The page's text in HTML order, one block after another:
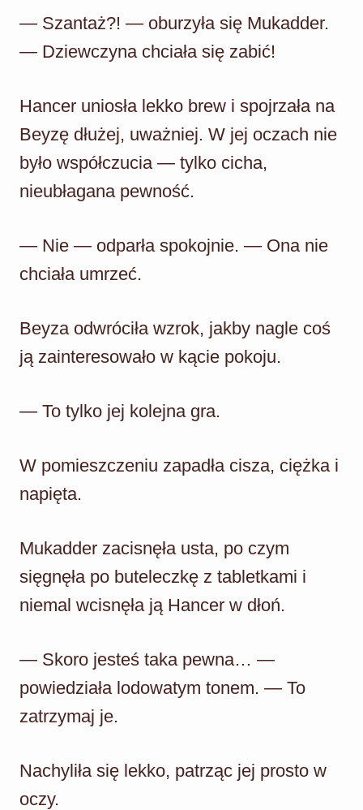
— Szantaż?! — oburzyła się Mukadder.
— Dziewczyna chciała się zabić!
Hancer uniosła lekko brew i spojrzała na
Beyzę dłużej, uważniej. W jej oczach nie
było współczucia — tylko cicha,
nieubłagana pewność.
— Nie — odparła spokojnie. — Ona nie
chciała umrzeć.
Beyza odwróciła wzrok, jakby nagle coś
ją zainteresowało w kącie pokoju.
— To tylko jej kolejna gra.
W pomieszczeniu zapadła cisza, ciężka i
napięta.
Mukadder zacisnęła usta, po czym
sięgnęła po buteleczkę z tabletkami i
niemal wcisnęła ją Hancer w dłoń.
— Skoro jesteś taka pewna… —
powiedziała lodowatym tonem. — To
zatrzymaj je.
Nachyliła się lekko, patrząc jej prosto w
oczy.